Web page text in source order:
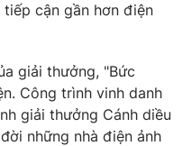
video
Thể thao
cận gần hơn điện
giải thưởng, "Bức
Công trình vinh danh
giải thưởng Cánh diều
những nhà điện ảnh